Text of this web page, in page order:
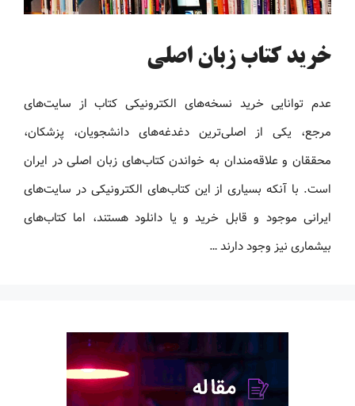
خرید کتاب زبان اصلی
عدم توانایی خرید نسخه‌های الکترونیکی کتاب‌ از سایت‌های
مرجع، یکی از اصلی‌ترین دغدغه‌های دانشجویان، پزشکان،
محققان و علاقه‌مندان به خواندن کتاب‌های زبان اصلی در ایران
است. با آنکه بسیاری از این کتاب‌های الکترونیکی در سایت‌های
ایرانی موجود و قابل خرید و یا دانلود هستند، اما کتاب‌های
بیشماری نیز وجود دارند …